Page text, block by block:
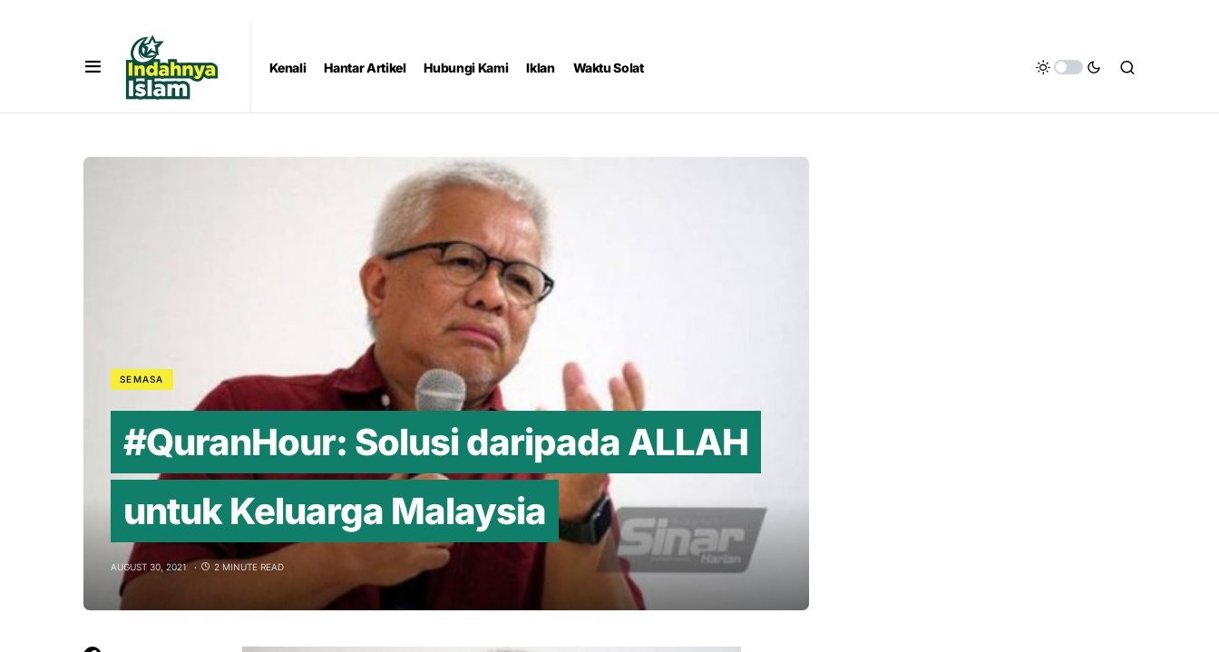
Kenali Hantar Artikel Hubungi Kami Iklan Waktu Solat
SEMASA
#QuranHour: Solusi daripada ALLAH
untuk Keluarga Malaysia
AUGUST 30, 2021 2 MINUTE READ